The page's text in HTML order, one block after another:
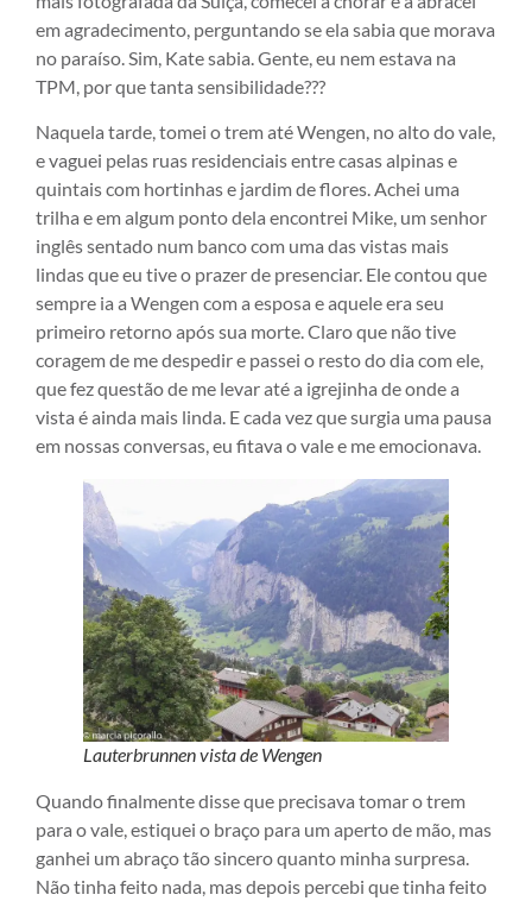
em agradecimento, perguntando se ela sabia que morava
no paraíso. Sim, Kate sabia. Gente, eu nem estava na
TPM, por que tanta sensibilidade???
Naquela tarde, tomei o trem até Wengen, no alto do vale,
e vaguei pelas ruas residenciais entre casas alpinas e
quintais com hortinhas e jardim de flores. Achei uma
trilha e em algum ponto dela encontrei Mike, um senhor
inglês sentado num banco com uma das vistas mais
lindas que eu tive o prazer de presenciar. Ele contou que
sempre ia a Wengen com a esposa e aquele era seu
primeiro retorno após sua morte. Claro que não tive
coragem de me despedir e passei o resto do dia com ele,
que fez questão de me levar até a igrejinha de onde a
vista é ainda mais linda. E cada vez que surgia uma pausa
em nossas conversas, eu fitava o vale e me emocionava.
Lauterbrunnen vista de Wengen
Quando finalmente disse que precisava tomar o trem
para o vale, estiquei o braço para um aperto de mão, mas
ganhei um abraço tão sincero quanto minha surpresa.
Não tinha feito nada, mas depois percebi que tinha feito